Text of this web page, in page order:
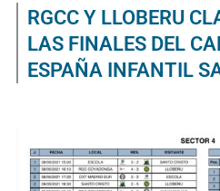
RGCC Y LLOBERU
LAS FINALES DEL
ESPAÑA INFANTIL